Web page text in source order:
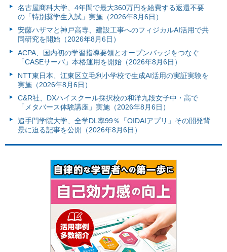
名古屋商科大学、4年間で最大360万円を給費する返還不要
の「特別奨学生入試」実施（2026年8月6日）
安藤ハザマと神戸高専、建設工事へのフィジカルAI活用で共
同研究を開始（2026年8月6日）
ACPA、国内初の学習指導要領とオープンバッジをつなぐ
「CASEサーバ」本格運用を開始（2026年8月6日）
NTT東日本、江東区立毛利小学校で生成AI活用の実証実験を
実施（2026年8月6日）
C&R社、DXハイスクール採択校の和洋九段女子中・高で
「メタバース体験講座」実施（2026年8月6日）
追手門学院大学、全学DL率99％「OIDAIアプリ」その開発背
景に迫る記事を公開（2026年8月6日）